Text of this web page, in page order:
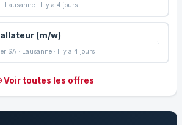
Lausanne · Il y a 4 jours
(m/w)
SA · Lausanne · Il y a 4 jours
Voir toutes les offres